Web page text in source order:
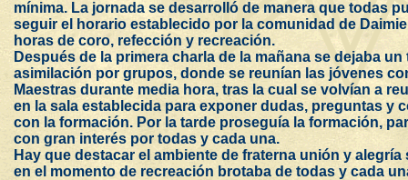
mínima. La jornada se desarrolló de manera que todas
seguir el horario establecido por la comunidad de
horas de coro, refección y recreación.
Después de la primera charla de la mañana se dejaba un
asimilación por grupos, donde se reunían las jóvenes
Maestras durante media hora, tras la cual se volvían a
en la sala establecida para exponer dudas, preguntas y
con la formación. Por la tarde proseguía la formación,
con gran interés por todas y cada una.
Hay que destacar el ambiente de fraterna unión y alegría
en el momento de recreación brotaba de todas y cada